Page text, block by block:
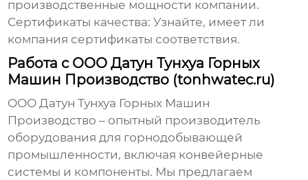
производственные мощности компании.
Сертификаты качества: Узнайте, имеет ли
компания сертификаты соответствия.
Работа с ООО Датун Тунхуа Горных
Машин Производство (tonhwatec.ru)
ООО Датун Тунхуа Горных Машин
Производство – опытный производитель
оборудования для горнодобывающей
промышленности, включая конвейерные
системы и компоненты. Мы предлагаем